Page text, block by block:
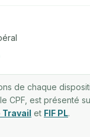
de chaque
CPF, est présenté
Travail et FIF PL.